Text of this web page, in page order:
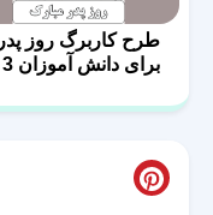
طرح کاربرگ روز پدر
برای دانش آموزان 3